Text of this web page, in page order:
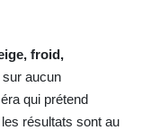
froid,
sur aucun
qui prétend
résultats sont au